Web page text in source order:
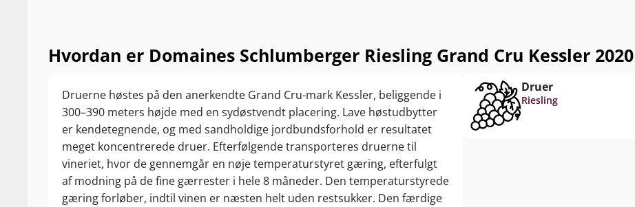
Hvordan er Domaines Schlumberger Riesling Grand Cru Kessler
Druerne høstes på den anerkendte Grand Cru-mark Kessler, beliggende i
300–390 meters højde med en sydøstvendt placering. Lave høstudbytter
er kendetegnende, og med sandholdige jordbundsforhold er resultatet
meget koncentrerede druer. Efterfølgende transporteres druerne til
vineriet, hvor de gennemgår en nøje temperaturstyret gæring, efterfulgt
af modning på de fine gærrester i hele 8 måneder. Den temperaturstyrede
gæring forløber, indtil vinen er næsten helt uden restsukker. Den færdige
Druer
Riesling